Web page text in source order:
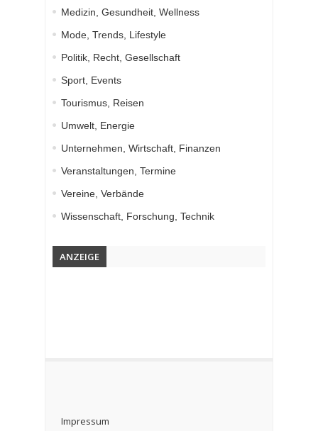
Medizin, Gesundheit, Wellness
Mode, Trends, Lifestyle
Politik, Recht, Gesellschaft
Sport, Events
Tourismus, Reisen
Umwelt, Energie
Unternehmen, Wirtschaft, Finanzen
Veranstaltungen, Termine
Vereine, Verbände
Wissenschaft, Forschung, Technik
ANZEIGE
Impressum